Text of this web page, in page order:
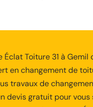
Éclat Toiture 31 à Gemil
en changement de
travaux de
devis gratuit pour vous